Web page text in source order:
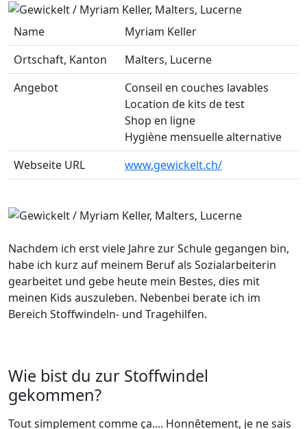
Name
Myriam Keller
Ortschaft, Kanton
Malters, Lucerne
Angebot
Conseil en couches lavables
Location de kits de test
Shop en ligne
Hygiène mensuelle alternative
Webseite URL
www.gewickelt.ch/
Nachdem ich erst viele Jahre zur Schule gegangen bin,
habe ich kurz auf meinem Beruf als Sozialarbeiterin
gearbeitet und gebe heute mein Bestes, dies mit
meinen Kids auszuleben. Nebenbei berate ich im
Bereich Stoffwindeln- und Tragehilfen.
Wie bist du zur Stoffwindel
gekommen?
Tout simplement comme ça.... Honnêtement, je ne sais